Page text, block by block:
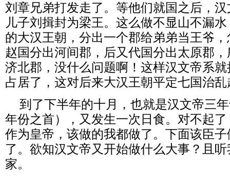
刘章兄弟打发走了。等他们就国之后，
儿子刘揖封为梁王。这么做不显山不漏
的大汉王朝，分出一个郡给弟弟当王爷
赵国分出河间郡，后又代国分出太原郡
济北郡，没什么问题啊！这样汉文帝系
占居了，这对后来大汉王朝平定七国治
到了下半年的十月，也就是汉文帝三
年份之首），又发生一次日食。对不起
作为皇帝，该做的我都做了。下面该臣
了。欲知汉文帝又开始做什么大事？且
家。